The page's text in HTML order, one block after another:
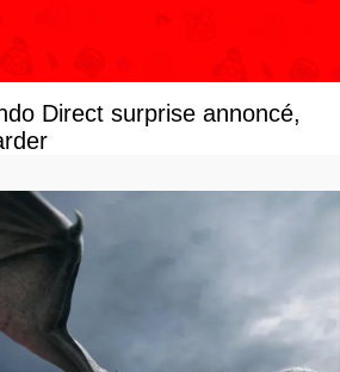
Direct surprise annoncé,